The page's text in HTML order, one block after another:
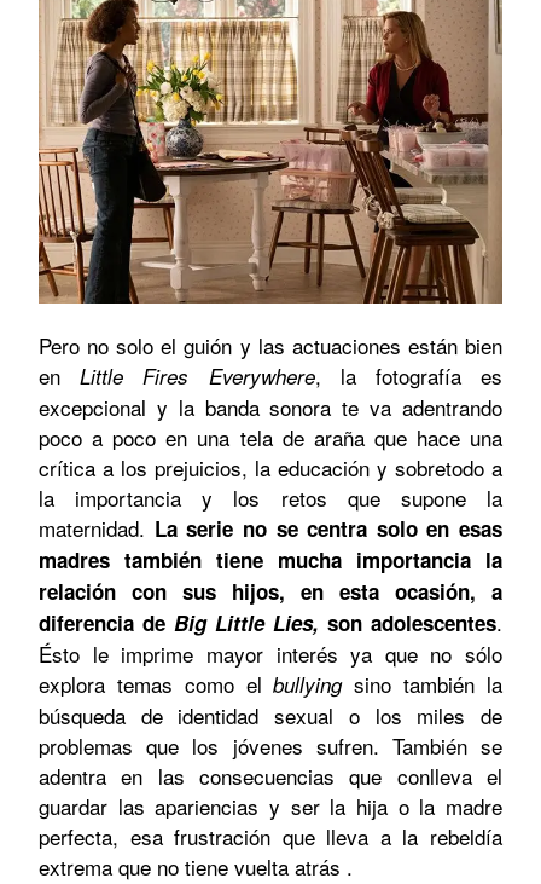
Pero no solo el guión y las actuaciones están bien
enLittle Fires Everywhere, la fotografía es
excepcional y la banda sonora te va adentrando
poco a poco en una tela de araña que hace una
crítica a los prejuicios, la educación y sobretodo a
la importancia y los retos que supone la
maternidad. La serie no se centra solo en esas
madres también tiene mucha importancia la
relación con sus hijos, en esta ocasión, a
diferencia de Big Little Lies, son adolescentes.
Ésto le imprime mayor interés ya que no sólo
explora temas como elbullyingsino también la
búsqueda de identidad sexual o los miles de
problemas que los jóvenes sufren. También se
adentra en las consecuencias que conlleva el
guardar las apariencias y ser la hija o la madre
perfecta, esa frustración que lleva a la rebeldía
extrema que no tiene vuelta atrás .